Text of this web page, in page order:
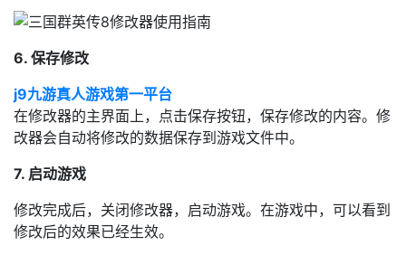
6. 保存修改
j9九游真人游戏第一平台
在修改器的主界面上，点击保存按钮，保存修改的内容。修
改器会自动将修改的数据保存到游戏文件中。
7. 启动游戏
修改完成后，关闭修改器，启动游戏。在游戏中，可以看到
修改后的效果已经生效。